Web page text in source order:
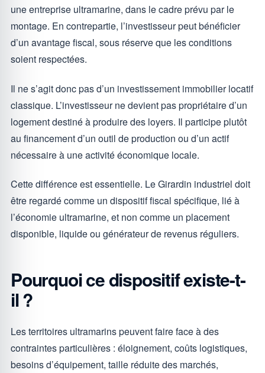
une entreprise ultramarine, dans le cadre prévu par le
montage. En contrepartie, l’investisseur peut bénéficier
d’un avantage fiscal, sous réserve que les conditions
soient respectées.
Il ne s’agit donc pas d’un investissement immobilier locatif
classique. L’investisseur ne devient pas propriétaire d’un
logement destiné à produire des loyers. Il participe plutôt
au financement d’un outil de production ou d’un actif
nécessaire à une activité économique locale.
Cette différence est essentielle. Le Girardin industriel doit
être regardé comme un dispositif fiscal spécifique, lié à
l’économie ultramarine, et non comme un placement
disponible, liquide ou générateur de revenus réguliers.
Pourquoi ce dispositif existe-t-
il ?
Les territoires ultramarins peuvent faire face à des
contraintes particulières : éloignement, coûts logistiques,
besoins d’équipement, taille réduite des marchés,